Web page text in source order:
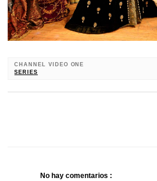
CHANNEL VIDEO ONE
SERIES
No hay comentarios :